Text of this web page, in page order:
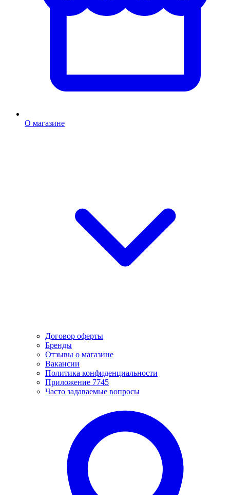
О магазине
Договор оферты
Бренды
Отзывы о магазине
Вакансии
Политика конфиденциальности
Приложение 7745
Часто задаваемые вопросы